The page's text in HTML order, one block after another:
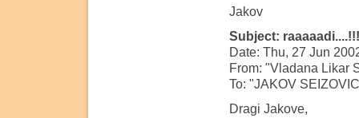
Jakov
Subject: raaaaadi....!!!
Date: Thu, 27 Jun
From: "Vladana Likar
To: "JAKOV
Dragi Jakove,